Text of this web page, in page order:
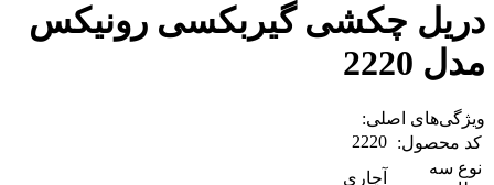
دریل چکشی گیربکسی رونیکس
مدل 2220
ویژگی‌های اصلی:
کد محصول: 2220
نوع سه
آچاری